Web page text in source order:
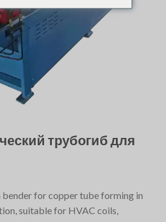
трубогиб для
for copper tube forming in
suitable for HVAC coils,